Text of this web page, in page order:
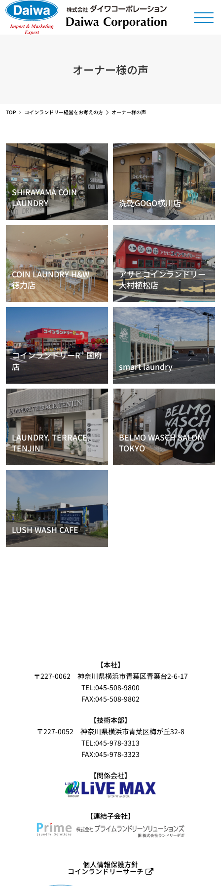
オーナー様の声
TOP コインランドリー経営をお考えの方 オーナー様の声
SHIRAYAMA COIN
LAUNDRY
洗乾GOGO横川店
COIN LAUNDRY H&W
徳力店
アサヒコインランドリー
大村植松店
コインランドリーR+国府
店
smart laundry
LAUNDRY. TERRACE.
TENJIN
BELMO WASCH SALON
TOKYO
LUSH WASH CAFE
個人情報保護方針
コインランドリーサーチ
【本社】
〒227-0062 神奈川県横浜市青葉区青葉台2-6-17
TEL:045-508-9800
FAX:045-508-9802
【技術本部】
〒227-0052 神奈川県横浜市青葉区梅が丘32-8
TEL:045-978-3313
FAX:045-978-3323
【関係会社】
【連結子会社】